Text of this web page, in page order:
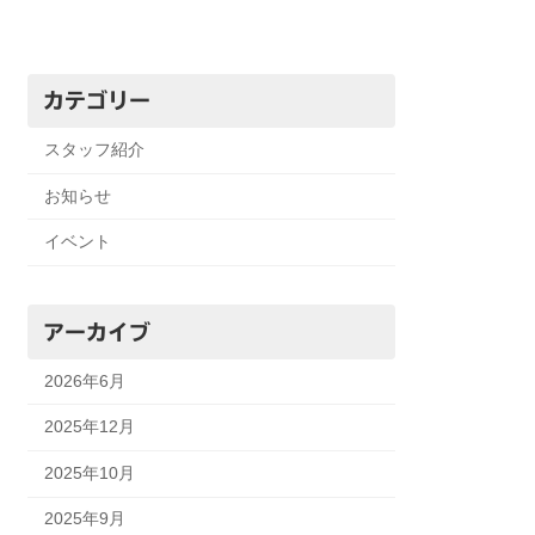
カテゴリー
スタッフ紹介
お知らせ
イベント
アーカイブ
2026年6月
2025年12月
2025年10月
2025年9月